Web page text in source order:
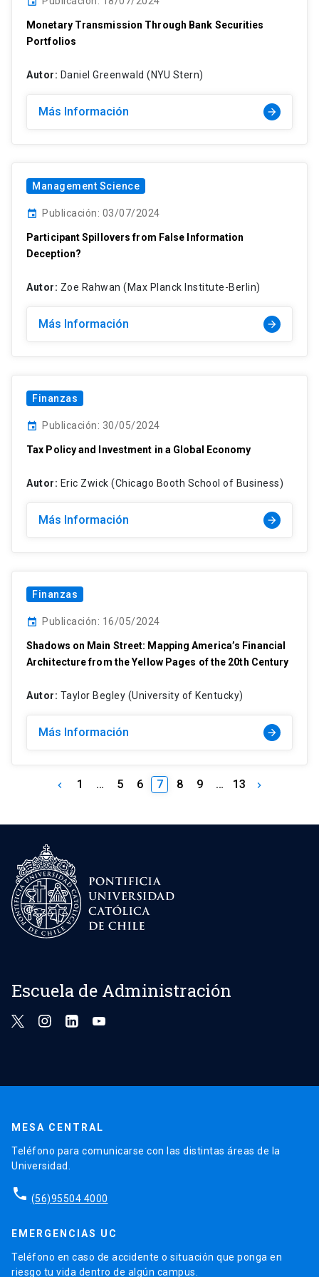
Monetary Transmission Through Bank Securities
Portfolios
Autor: Daniel Greenwald (NYU Stern)
Más Información arrow_forward
Management Science
event Publicación: 03/07/2024
Participant Spillovers from False Information
Deception?
Autor: Zoe Rahwan (Max Planck Institute-Berlin)
Más Información arrow_forward
Finanzas
event Publicación: 30/05/2024
Tax Policy and Investment in a Global Economy
Autor: Eric Zwick (Chicago Booth School of Business)
Más Información arrow_forward
Finanzas
event Publicación: 16/05/2024
Shadows on Main Street: Mapping America’s Financial
Architecture from the Yellow Pages of the 20th Century
Autor: Taylor Begley (University of Kentucky)
Más Información arrow_forward
keyboard_arrow_left 1 … 5 6 7 8 9 … 13 keyboard_arrow_right
Escuela de Administración
MESA CENTRAL
Teléfono para comunicarse con las distintas áreas de la
Universidad.
phone (56)95504 4000
EMERGENCIAS UC
Teléfono en caso de accidente o situación que ponga en
riesgo tu vida dentro de algún campus.